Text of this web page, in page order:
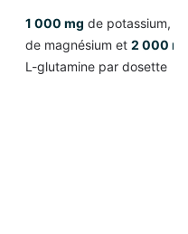
1 000 mg de potassium,
de magnésium et 2 000
L-glutamine par dosette